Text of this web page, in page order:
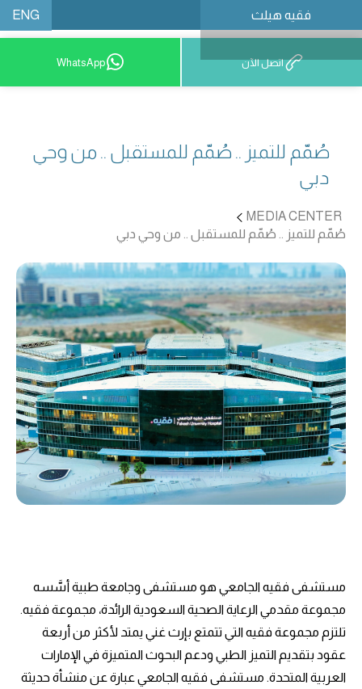
فقيه هيلث ENG
احجز موعدًا اتصل الآن WhatsApp
صُمّم للتميز .. صُمّم للمستقبل .. من وحي
دبي
MEDIA CENTER
صُمّم للتميز .. صُمّم للمستقبل .. من وحي دبي
مستشفى فقيه الجامعي هو مستشفى وجامعة طبية أسَّسه
مجموعة مقدمي الرعاية الصحية السعودية الرائدة، مجموعة فقيه.
تلتزم مجموعة فقيه التي تتمتع بإرث غني يمتد لأكثر من أربعة
عقود بتقديم التميز الطبي ودعم البحوث المتميزة في الإمارات
العربية المتحدة. مستشفى فقيه الجامعي عبارة عن منشأة حديثة